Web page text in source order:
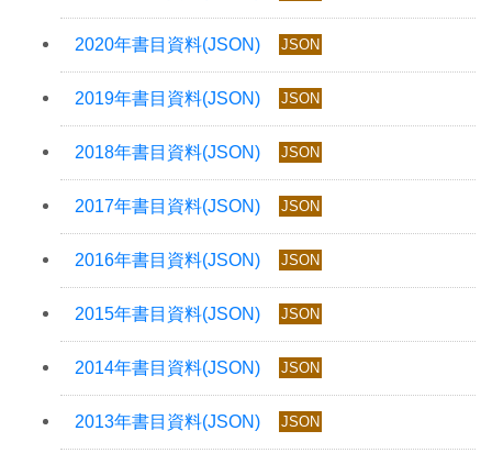
JSON
JSON
JSON
JSON
JSON
JSON
JSON
JSON